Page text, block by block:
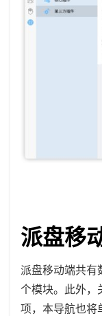
派盘移
派盘移动端共有
个模块。此外，
项，本导航也将